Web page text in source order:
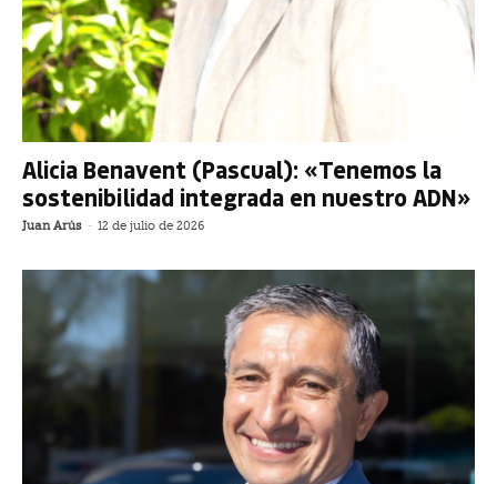
Alicia Benavent (Pascual): «Tenemos la
sostenibilidad integrada en nuestro ADN»
Juan Arús - 12 de julio de 2026